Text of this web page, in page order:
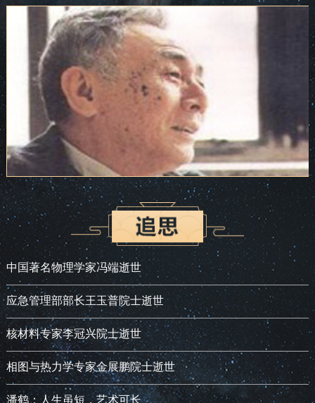
中国著名物理学家冯端逝世
应急管理部部长王玉普院士逝世
核材料专家李冠兴院士逝世
相图与热力学专家金展鹏院士逝世
潘鹤：人生虽短，艺术可长